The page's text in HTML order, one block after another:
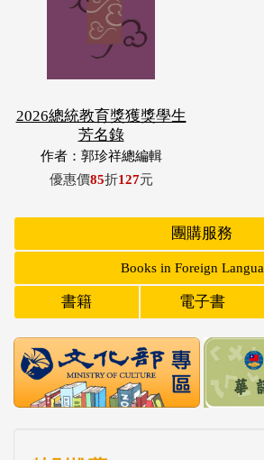
2026總統教育獎獲獎學生
芳名錄
作者：郭珍祥總編輯
優惠價85折127元
團購服務
Books in Foreign
書籍 電子書